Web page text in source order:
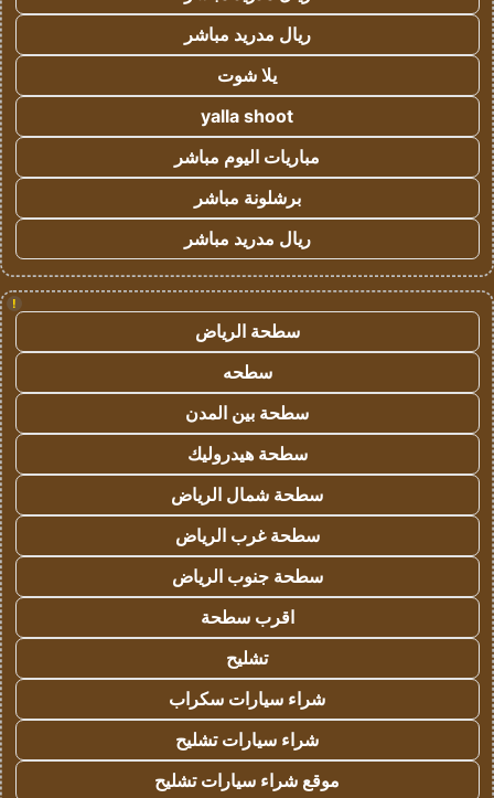
ريال مدريد مباشر
يلا شوت
yalla shoot
مباريات اليوم مباشر
برشلونة مباشر
ريال مدريد مباشر
!
سطحة الرياض
سطحه
سطحة بين المدن
سطحة هيدروليك
سطحة شمال الرياض
سطحة غرب الرياض
سطحة جنوب الرياض
اقرب سطحة
تشليح
شراء سيارات سكراب
شراء سيارات تشليح
موقع شراء سيارات تشليح